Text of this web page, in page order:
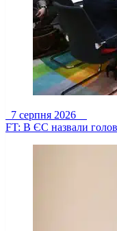
7 серпня 2026
FT: В ЄС назвали